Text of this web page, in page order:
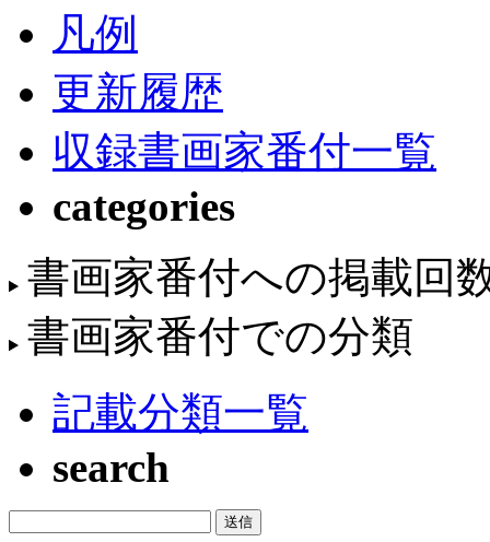
凡例
更新履歴
収録書画家番付一覧
categories
書画家番付への掲載回
書画家番付での分類
記載分類一覧
search